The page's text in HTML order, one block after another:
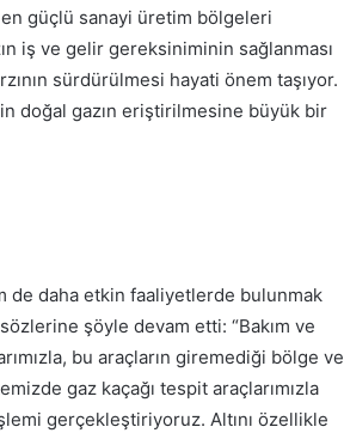
güçlü sanayi üretim bölgeleri
iş ve gelir gereksiniminin sağlanması
sürdürülmesi hayati önem taşıyor.
doğal gazın eriştirilmesine büyük bir
de daha etkin faaliyetlerde bulunmak
şöyle devam etti: “Bakım ve
bu araçların giremediği bölge ve
gaz kaçağı tespit araçlarımızla
gerçekleştiriyoruz. Altını özellikle